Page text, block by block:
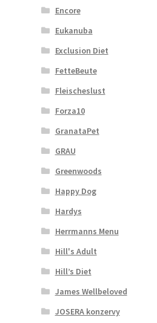
Encore
Eukanuba
Exclusion Diet
FetteBeute
Fleischeslust
Forza10
GranataPet
GRAU
Greenwoods
Happy Dog
Hardys
Herrmanns Menu
Hill's Adult
Hill’s Diet
James Wellbeloved
JOSERA konzervy